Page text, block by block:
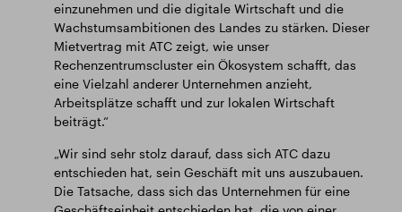
einzunehmen und die digitale Wirtschaft und die
Wachstumsambitionen des Landes zu stärken. Dieser
Mietvertrag mit ATC zeigt, wie unser
Rechenzentrumscluster ein Ökosystem schafft, das
eine Vielzahl anderer Unternehmen anzieht,
Arbeitsplätze schafft und zur lokalen Wirtschaft
beiträgt.“
„Wir sind sehr stolz darauf, dass sich ATC dazu
entschieden hat, sein Geschäft mit uns auszubauen.
Die Tatsache, dass sich das Unternehmen für eine